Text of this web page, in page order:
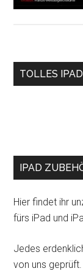
TOLLES
IPAD
Hier findet ihr
fürs iPad und
Jedes
von uns geprüft.